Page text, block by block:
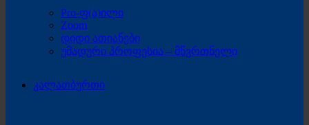
Pro-ფ(ა)ილი
Zoom
დიდი ათიანები
უმადური პროფესია – მწვრთნელი
კალათბურთი